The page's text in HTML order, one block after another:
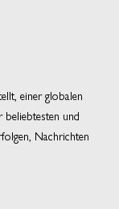
einer globalen
beliebtesten und
Nachrichten